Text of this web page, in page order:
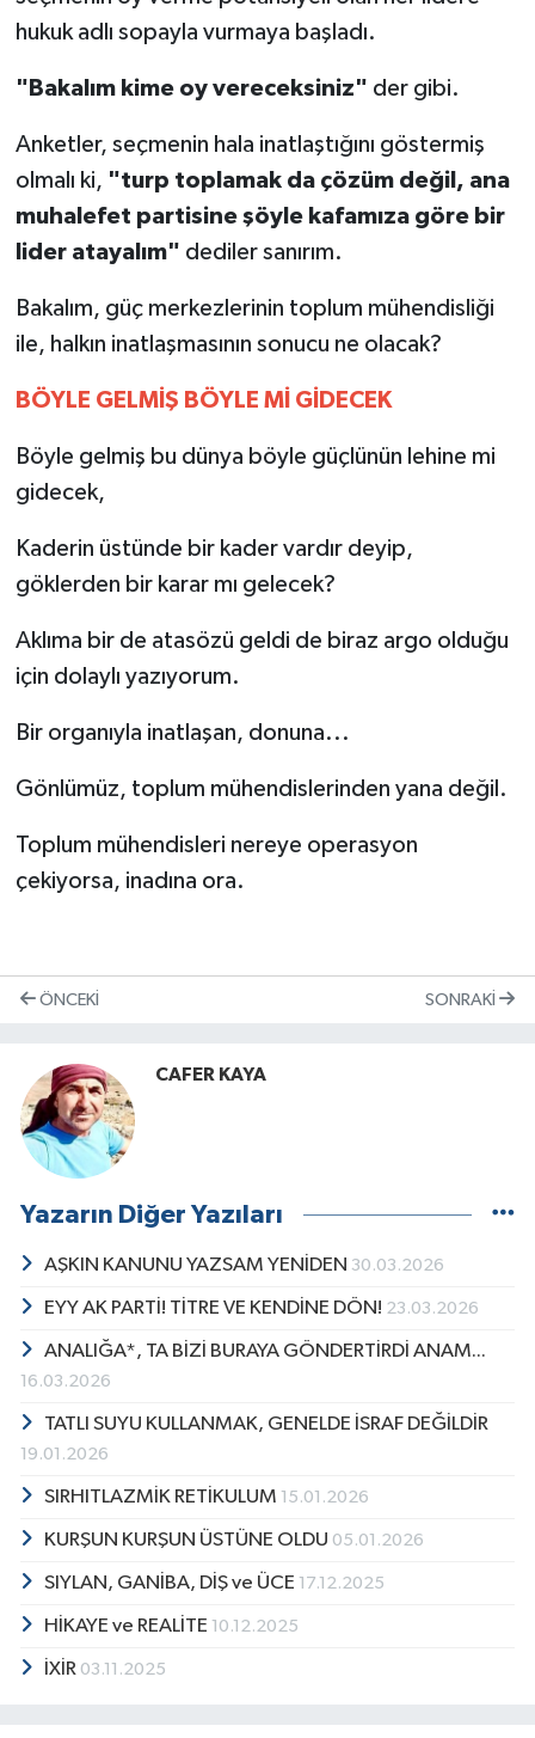
hukuk adlı sopayla vurmaya başladı.
"Bakalım kime oy vereceksiniz" der gibi.
Anketler, seçmenin hala inatlaştığını göstermiş
olmalı ki, "turp toplamak da çözüm değil, ana
muhalefet partisine şöyle kafamıza göre bir
lider atayalım" dediler sanırım.
Bakalım, güç merkezlerinin toplum mühendisliği
ile, halkın inatlaşmasının sonucu ne olacak?
BÖYLE GELMİŞ BÖYLE Mİ GİDECEK
Böyle gelmiş bu dünya böyle güçlünün lehine mi
gidecek,
Kaderin üstünde bir kader vardır deyip,
göklerden bir karar mı gelecek?
Aklıma bir de atasözü geldi de biraz argo olduğu
için dolaylı yazıyorum.
Bir organıyla inatlaşan, donuna...
Gönlümüz, toplum mühendislerinden yana değil.
Toplum mühendisleri nereye operasyon
çekiyorsa, inadına ora.
ÖNCEKI SONRAKI
CAFER KAYA
Yazarın Diğer Yazıları
AŞKIN KANUNU YAZSAM YENİDEN 30.03.2026
EYY AK PARTİ! TİTRE VE KENDİNE DÖN! 23.03.2026
ANALIĞA*, TA BİZİ BURAYA GÖNDERTİRDİ ANAM...
16.03.2026
TATLI SUYU KULLANMAK, GENELDE İSRAF DEĞİLDİR
19.01.2026
SIRHITLAZMİK RETİKULUM 15.01.2026
KURŞUN KURŞUN ÜSTÜNE OLDU 05.01.2026
SIYLAN, GANİBA, DİŞ ve ÜCE 17.12.2025
HİKAYE ve REALİTE 10.12.2025
İXİR 03.11.2025